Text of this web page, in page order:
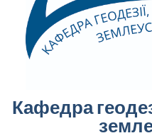
Кафедра